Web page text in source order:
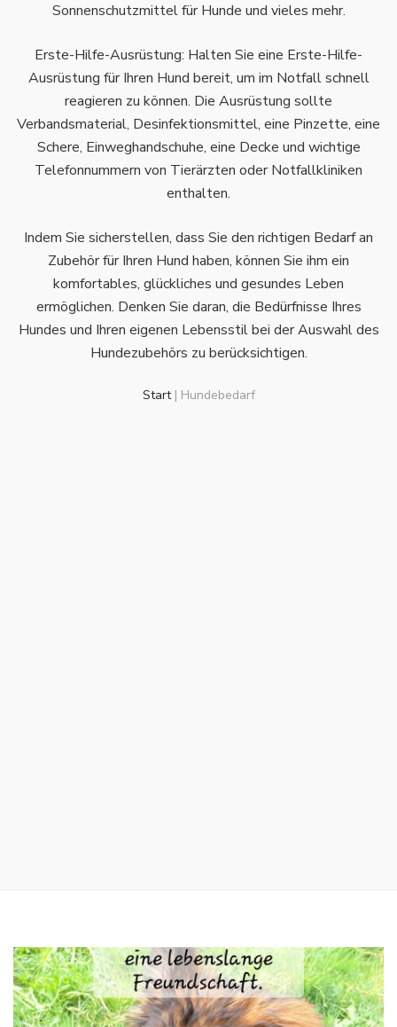
Sonnenschutzmittel für Hunde und vieles mehr.
Erste-Hilfe-Ausrüstung: Halten Sie eine Erste-Hilfe-
Ausrüstung für Ihren Hund bereit, um im Notfall schnell
reagieren zu können. Die Ausrüstung sollte
Verbandsmaterial, Desinfektionsmittel, eine Pinzette, eine
Schere, Einweghandschuhe, eine Decke und wichtige
Telefonnummern von Tierärzten oder Notfallkliniken
enthalten.
Indem Sie sicherstellen, dass Sie den richtigen Bedarf an
Zubehör für Ihren Hund haben, können Sie ihm ein
komfortables, glückliches und gesundes Leben
ermöglichen. Denken Sie daran, die Bedürfnisse Ihres
Hundes und Ihren eigenen Lebensstil bei der Auswahl des
Hundezubehörs zu berücksichtigen.
Start | Hundebedarf